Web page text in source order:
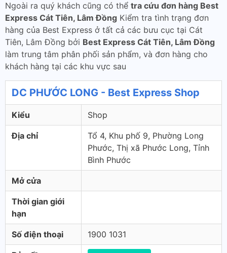
Ngoài ra quý khách cũng có thể tra cứu đơn hàng Best
Express Cát Tiên, Lâm Đồng Kiểm tra tình trạng đơn
hàng của Best Express ở tất cả các bưu cục tại Cát
Tiên, Lâm Đồng bởi Best Express Cát Tiên, Lâm Đồng
làm trung tâm phân phối sản phẩm, và đơn hàng cho
khách hàng tại các khu vực sau
DC PHƯỚC LONG - Best Express Shop
Kiểu Shop
Địa chỉ
Tổ 4, Khu phố 9, Phường Long
Phước, Thị xã Phước Long, Tỉnh
Bình Phước
Mở cửa
Thời gian giới
hạn
Số điện thoại 1900 1031